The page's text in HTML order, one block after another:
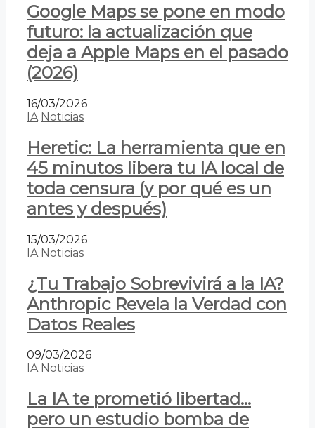
Google Maps se pone en modo
futuro: la actualización que
deja a Apple Maps en el pasado
(2026)
16/03/2026
IA Noticias
Heretic: La herramienta que en
45 minutos libera tu IA local de
toda censura (y por qué es un
antes y después)
15/03/2026
IA Noticias
¿Tu Trabajo Sobrevivirá a la IA?
Anthropic Revela la Verdad con
Datos Reales
09/03/2026
IA Noticias
La IA te prometió libertad…
pero un estudio bomba de